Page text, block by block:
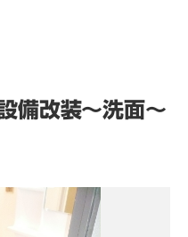
備改装～洗面～